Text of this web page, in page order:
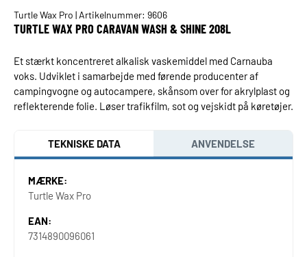
Turtle Wax Pro | Artikelnummer: 9606
TURTLE WAX PRO CARAVAN WASH & SHINE 208L
Et stærkt koncentreret alkalisk vaskemiddel med Carnauba
voks. Udviklet i samarbejde med førende producenter af
campingvogne og autocampere, skånsom over for akrylplast og
reflekterende folie. Løser trafikfilm, sot og vejskidt på køretøjer.
TEKNISKE DATA ANVENDELSE
MÆRKE:
Turtle Wax Pro
EAN:
7314890096061